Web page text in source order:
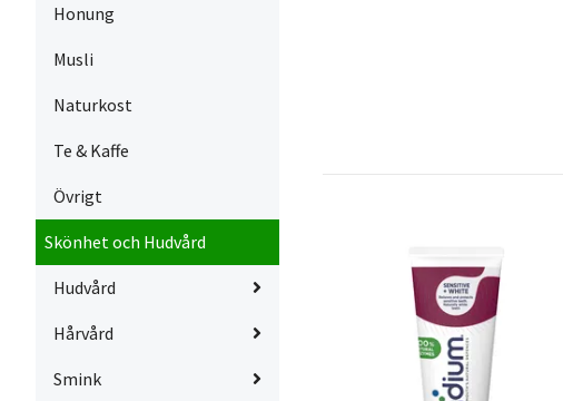
Honung
Musli
Naturkost
Te & Kaffe
Övrigt
Skönhet och Hudvård
Hudvård
Hårvård
Smink